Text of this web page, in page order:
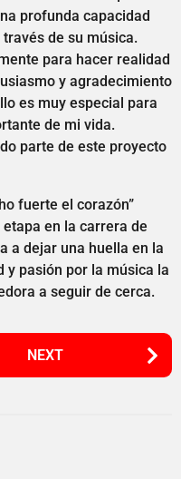
profunda capacidad
de su música.
para hacer realidad
y agradecimiento
es muy especial para
de mi vida.
parte de este proyecto
fuerte el corazón”
en la carrera de
a dejar una huella en la
y pasión por la música la
a seguir de cerca.
NEXT